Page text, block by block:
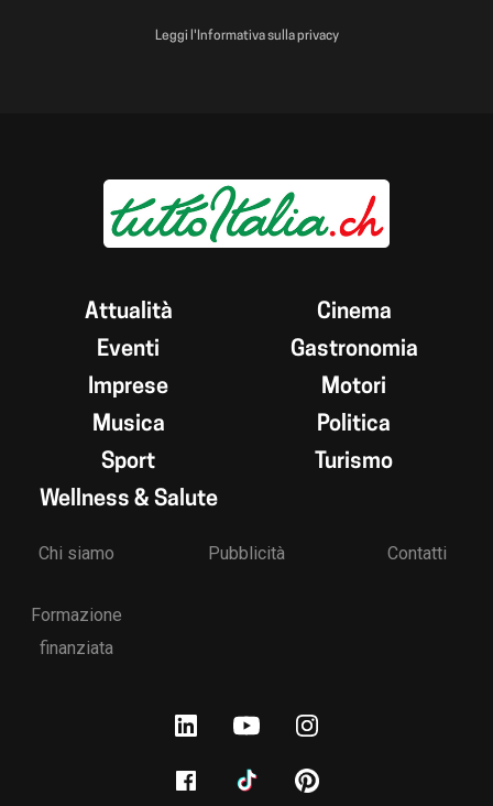
Leggi l'Informativa sulla privacy
Attualità
Cinema
Eventi
Gastronomia
Imprese
Motori
Musica
Politica
Sport
Turismo
Wellness & Salute
Chi siamo Pubblicità Contatti
Formazione
finanziata